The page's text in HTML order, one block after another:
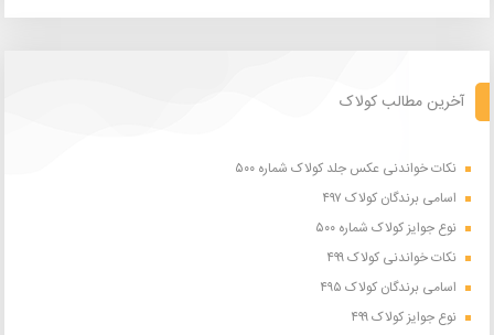
آخرین مطالب کولاک
نکات خواندنی عکس جلد کولاک شماره ۵۰۰
اسامی برندگان کولاک ۴۹۷
نوع جوایز کولاک شماره ۵۰۰
نکات خواندنی کولاک ۴۹۹
اسامی برندگان کولاک ۴۹۵
نوع جوایز کولاک ۴۹۹